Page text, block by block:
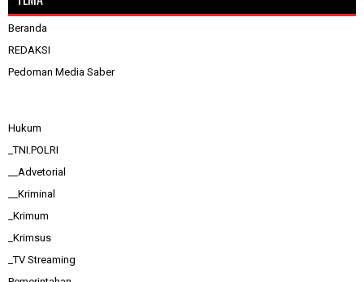
Beranda
REDAKSI
Pedoman Media Saber
Hukum
_TNI.POLRI
__Advetorial
__Kriminal
_Krimum
_Krimsus
_TV Streaming